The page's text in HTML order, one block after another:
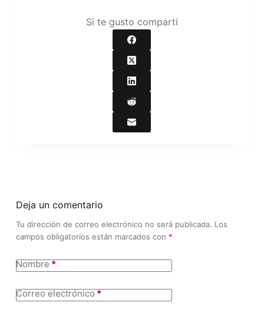
Si te gusto comparti
Deja un comentario
Tu dirección de correo electrónico no será publicada. Los
campos obligatorios están marcados con *
Nombre*
Correo electrónico*